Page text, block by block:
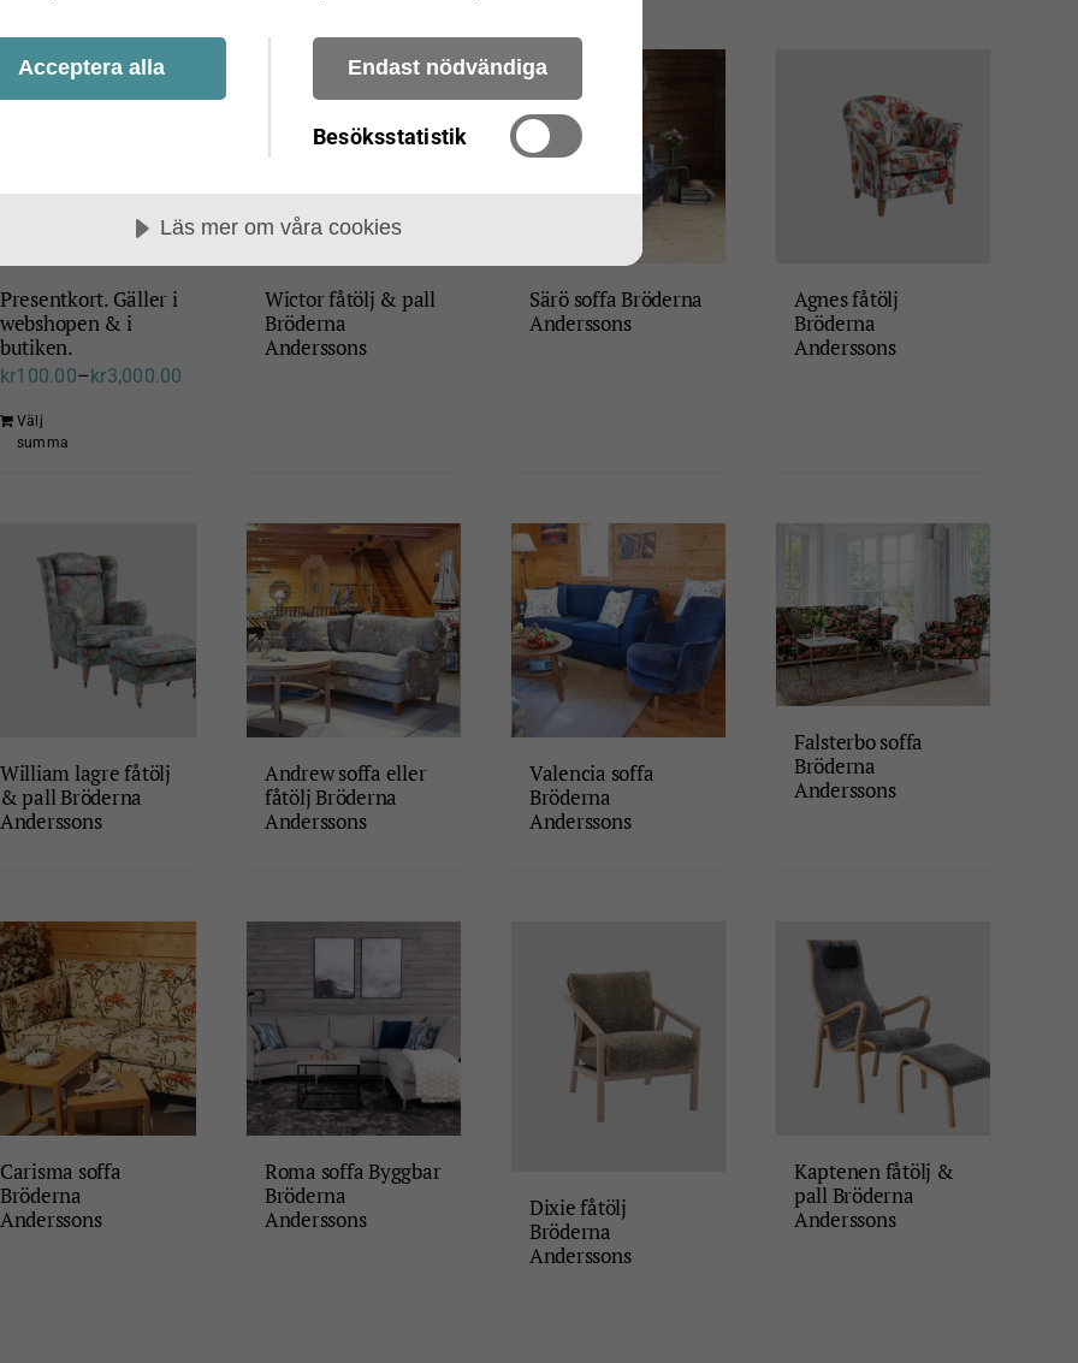
Presentkort. Gäller i
webshopen & i
butiken.
kr100.00–kr3,000.00
Välj
summa
Wictor fåtölj & pall
Bröderna
Anderssons
Särö soffa Bröderna
Anderssons
Agnes fåtölj
Bröderna
Anderssons
William lagre fåtölj
& pall Bröderna
Anderssons
Andrew soffa eller
fåtölj Bröderna
Anderssons
Valencia soffa
Bröderna
Anderssons
Falsterbo soffa
Bröderna
Anderssons
Carisma soffa
Bröderna
Anderssons
Roma soffa Byggbar
Bröderna
Anderssons
Dixie fåtölj
Bröderna
Anderssons
Kaptenen fåtölj &
pall Bröderna
Anderssons
Acceptera alla Endast nödvändiga
Besöksstatistik
Läs mer om våra cookies